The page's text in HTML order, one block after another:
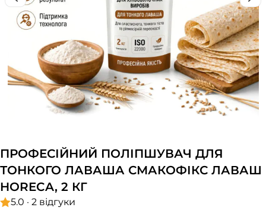
ПРОФЕСІЙНИЙ ПОЛІПШУВАЧ ДЛЯ
ТОНКОГО ЛАВАША СМАКОФІКС ЛАВАШ
HORECA, 2 КГ
5.0 · 2 відгуки